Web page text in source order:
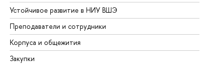
Устойчивое развитие в НИУ ВШЭ
Преподаватели и сотрудники
Корпуса и общежития
Закупки